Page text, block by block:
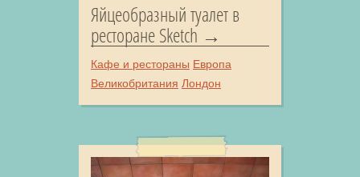
Яйцеобразный туалет в
ресторане Sketch
Кафе и рестораны Европа
Великобритания Лондон